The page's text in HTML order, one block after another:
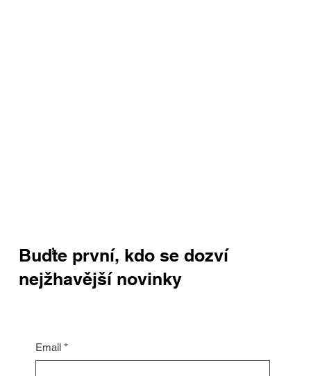
Buďte první, kdo se dozví
nejžhavější novinky
Email *